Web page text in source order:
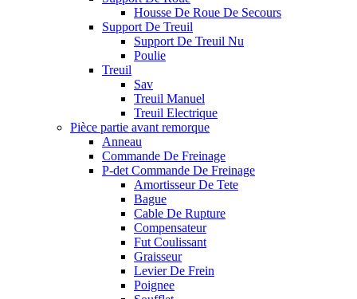
Housse De Roue De Secours
Support De Treuil
Support De Treuil Nu
Poulie
Treuil
Sav
Treuil Manuel
Treuil Electrique
Pièce partie avant remorque
Anneau
Commande De Freinage
P-det Commande De Freinage
Amortisseur De Tete
Bague
Cable De Rupture
Compensateur
Fut Coulissant
Graisseur
Levier De Frein
Poignee